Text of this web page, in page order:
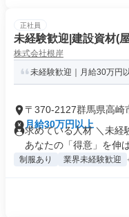
正社員
未経験歓迎|建設資材(
株式会社根岸
未経験歓迎｜月給30万円
〒370-2127群馬県高崎
月給30万円以上
求めている人材 ＼未経
あなたの「得意」を伸
制服あり 業界未経験歓迎